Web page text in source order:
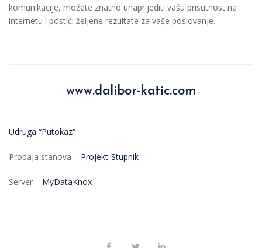
komunikacije, možete znatno unaprijediti vašu prisutnost na
internetu i postići željene rezultate za vaše poslovanje.
www.dalibor-katic.com
Udruga “Putokaz”
Prodaja stanova – Projekt-Stupnik
Server – MyDataKnox